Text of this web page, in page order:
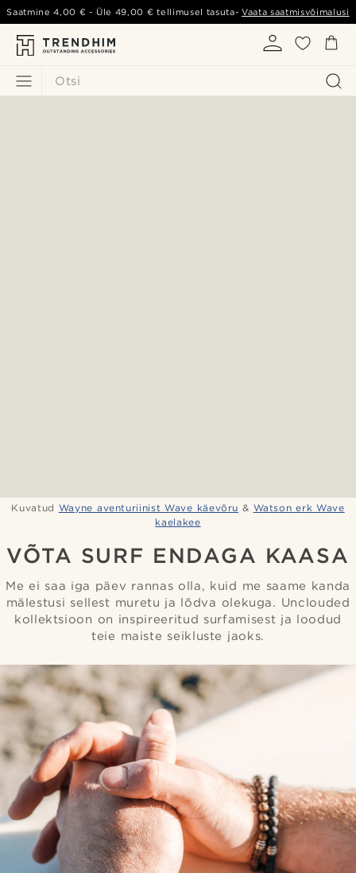
Otsi
Saatmine4,00 € - Üle 49,00 € tellimusel tasuta-Vaata saatmisvõimalusi
Kuvatud Wayne aventuriinist Wave käevõru & Watson erk Wave
kaelakee
VÕTA SURF ENDAGA KAASA
Me ei saa iga päev rannas olla, kuid me saame kanda
mälestusi sellest muretu ja lõdva olekuga. Unclouded
kollektsioon on inspireeritud surfamisest ja loodud
teie maiste seikluste jaoks.